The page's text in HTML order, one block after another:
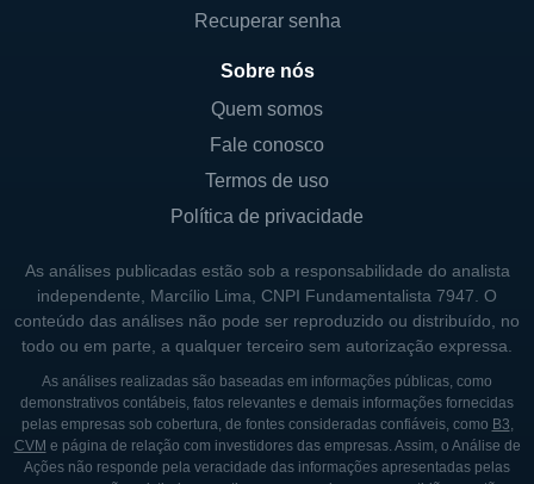
Recuperar senha
Sobre nós
Quem somos
Fale conosco
Termos de uso
Política de privacidade
As análises publicadas estão sob a responsabilidade do analista
independente, Marcílio Lima, CNPI Fundamentalista 7947. O
conteúdo das análises não pode ser reproduzido ou distribuído, no
todo ou em parte, a qualquer terceiro sem autorização expressa.
As análises realizadas são baseadas em informações públicas, como
demonstrativos contábeis, fatos relevantes e demais informações fornecidas
pelas empresas sob cobertura, de fontes consideradas confiáveis, como B3,
CVM e página de relação com investidores das empresas. Assim, o Análise de
Ações não responde pela veracidade das informações apresentadas pelas